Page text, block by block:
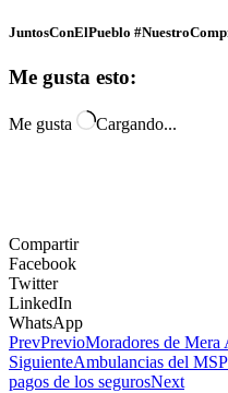
JuntosConElPueblo
Me gusta esto:
Me gusta Cargando...
Compartir
Facebook
Twitter
LinkedIn
WhatsApp
PrevPrevioMoradores de Mera
SiguienteAmbulancias del
pagos de los segurosNext